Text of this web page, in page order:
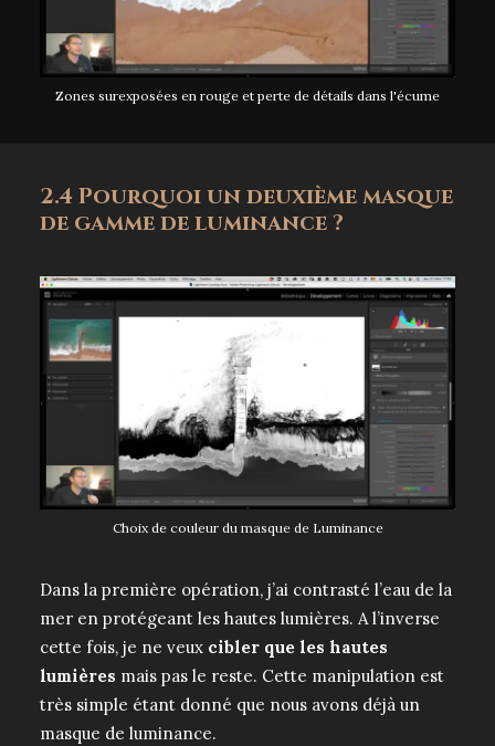
Zones surexposées en rouge et perte de détails dans l'écume
2.4 Pourquoi un deuxième masque
de gamme de luminance ?
Choix de couleur du masque de Luminance
Dans la première opération, j’ai contrasté l’eau de la
mer en protégeant les hautes lumières. A l’inverse
cette fois, je ne veux cibler que les hautes
lumières mais pas le reste. Cette manipulation est
très simple étant donné que nous avons déjà un
masque de luminance.